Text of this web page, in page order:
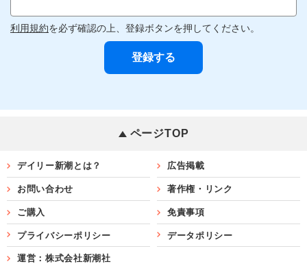
利用規約を必ず確認の上、登録ボタンを押してください。
ページTOP
デイリー新潮とは？ 広告掲載
お問い合わせ 著作権・リンク
ご購入 免責事項
プライバシーポリシー データポリシー
運営：株式会社新潮社